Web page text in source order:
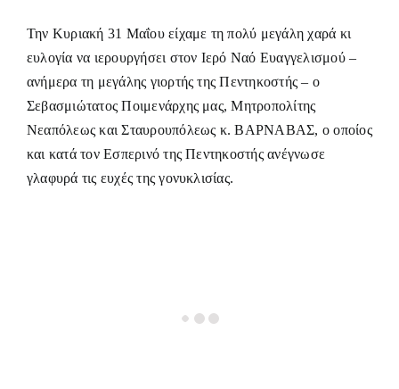
Την Κυριακή 31 Μαΐου είχαμε τη πολύ μεγάλη χαρά κι
ευλογία να ιερουργήσει στον Ιερό Ναό Ευαγγελισμού –
ανήμερα τη μεγάλης γιορτής της Πεντηκοστής – ο
Σεβασμιώτατος Ποιμενάρχης μας, Μητροπολίτης
Νεαπόλεως και Σταυρουπόλεως κ. ΒΑΡΝΑΒΑΣ, ο οποίος
και κατά τον Εσπερινό της Πεντηκοστής ανέγνωσε
γλαφυρά τις ευχές της γονυκλισίας.